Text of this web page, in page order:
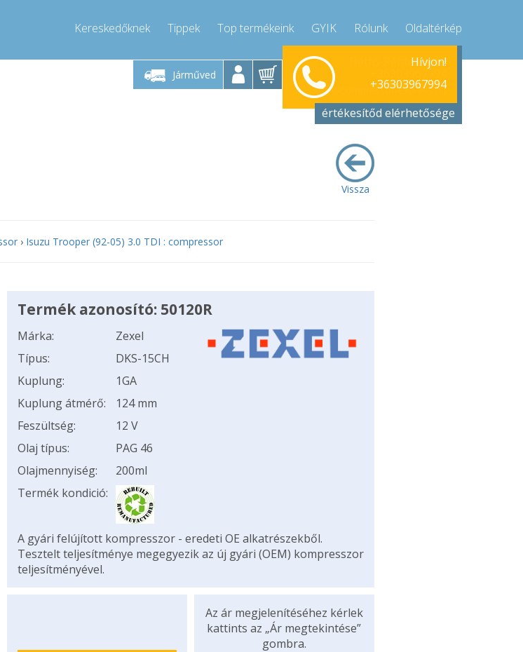
Kereskedőknek Tippek Top termékeink GYIK Rólunk Oldaltérkép
Járműved
Hétfő-Péntek 9-17
info@compressor-express.hu
Hívjon!
+36303967994
Hétfő-Péntek 9-17
+36303967994
info@compressor-express.hu
értékesítőd elérhetősége
Vissza
› Isuzu Trooper (92-05) 3.0 TDI : compressor
Termék azonosító: 50120R
Márka:
Zexel
Típus:
DKS-15CH
Kuplung:
1GA
Kuplung átmérő:
124 mm
Feszültség:
12 V
Olaj típus:
PAG 46
Olajmennyiség:
200ml
Termék kondició:
A gyári felújított kompresszor - eredeti OE alkatrészekből.
Tesztelt teljesítménye megegyezik az új gyári (OEM) kompresszor
teljesítményével.
Az ár megjelenítéséhez kérlek
kattints az „Ár megtekintése”
gombra.